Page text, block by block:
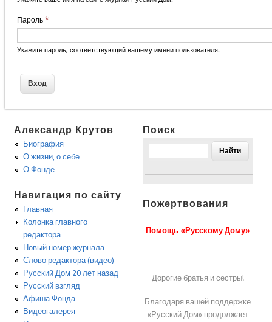
Пароль *
Укажите пароль, соответствующий вашему имени пользователя.
Александр Крутов
Биография
О жизни, о себе
О Фонде
Навигация по сайту
Главная
Колонка главного
редактора
Новый номер журнала
Слово редактора (видео)
Русский Дом 20 лет назад
Русский взгляд
Афиша Фонда
Видеогалерея
Поиск
Пожертвования
Помощь «Русскому Дому»
Дорогие братья и сестры!
Благодаря вашей поддержке
«Русский Дом» продолжает